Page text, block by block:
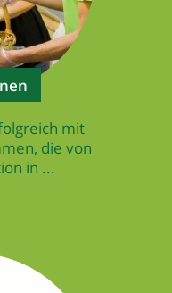
mit
die von
in ...